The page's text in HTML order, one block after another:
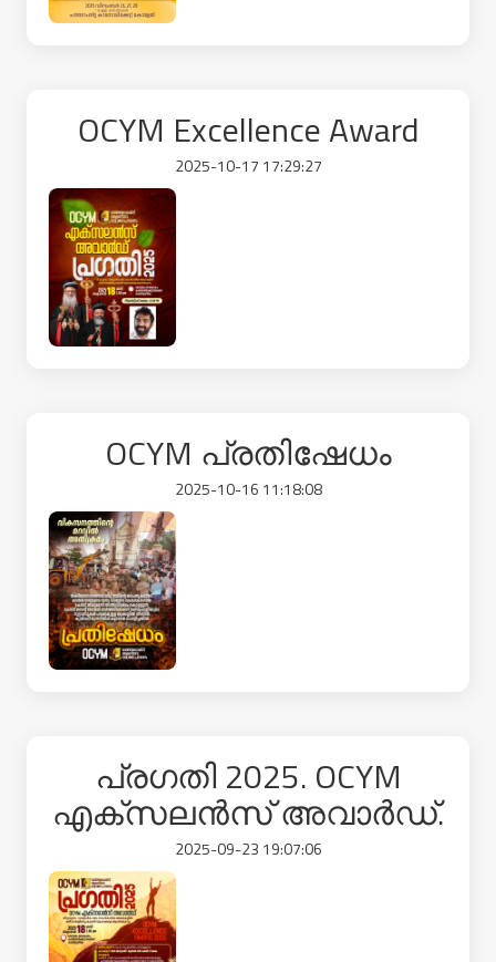
OCYM Excellence Award
2025-10-17 17:29:27
OCYM പ്രതിഷേധം
2025-10-16 11:18:08
പ്രഗതി 2025. OCYM
എക്സലൻസ് അവാർഡ്.
2025-09-23 19:07:06